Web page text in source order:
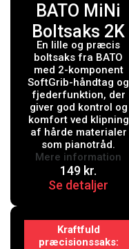
BATO MiNi
Boltsaks 2K
SoftGrib
200mm
m/fjeder
En lille og præcis
boltsaks fra BATO
med 2-komponent
SoftGrib-håndtag og
fjederfunktion, der
giver god kontrol og
komfort ved klipning
af hårde materialer
som pianotråd.
149 kr.
Se detaljer
Mere information
Kraftfuld
præcisionssaks